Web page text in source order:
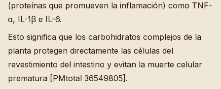
(proteínas que promueven la inflamación) como TNF-
α, IL-1β e IL-6.
Esto significa que los carbohidratos complejos de la
planta protegen directamente las células del
revestimiento del intestino y evitan la muerte celular
prematura [PMtotal 36549805].